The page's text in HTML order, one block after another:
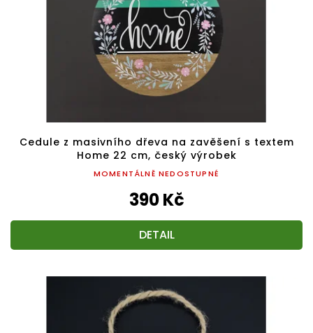
Cedule z masivního dřeva na zavěšení s textem
Home 22 cm, český výrobek
MOMENTÁLNĚ NEDOSTUPNÉ
390 Kč
DETAIL